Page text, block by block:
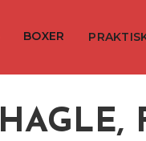
BOXER
HAGLE,